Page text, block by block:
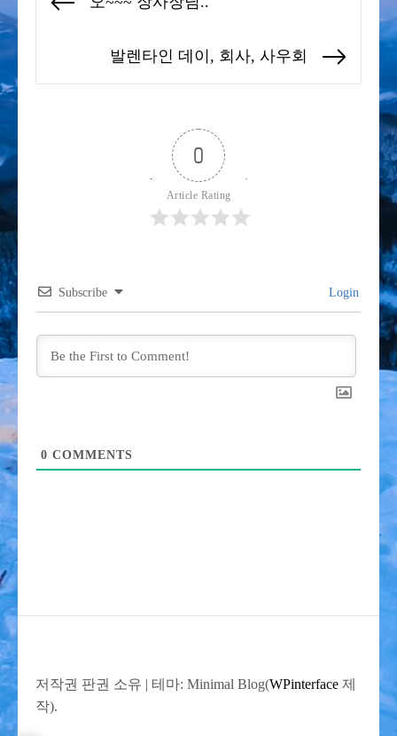
Previous
post:
발렌타인 데이, 회사, 사우회
0
Article Rating
Subscribe Login
0 COMMENTS
저작권 판권 소유 | 테마: Minimal Blog(WPinterface 제
작).